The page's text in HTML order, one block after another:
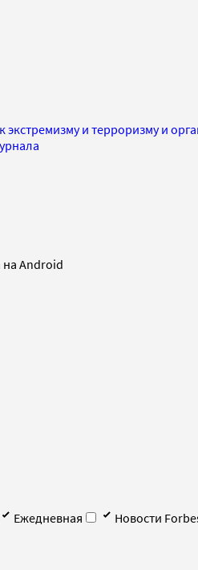
экстремизму и терроризму и
Android
Ежедневная
Новости